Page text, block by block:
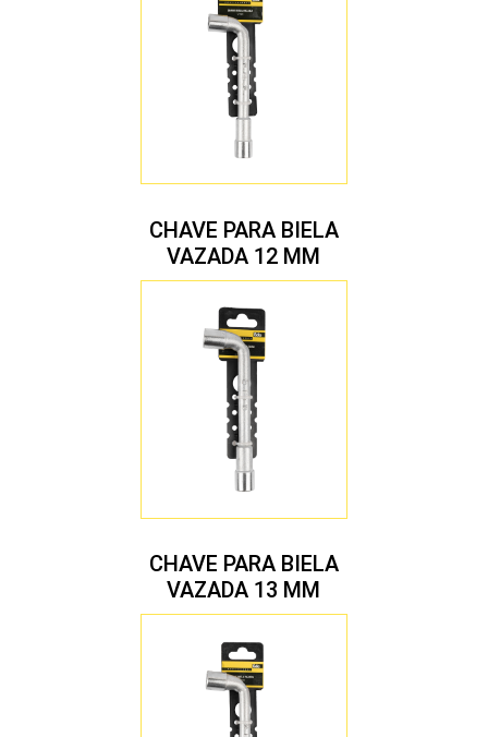
CHAVE PARA BIELA
VAZADA 12 MM
CHAVE PARA BIELA
VAZADA 13 MM